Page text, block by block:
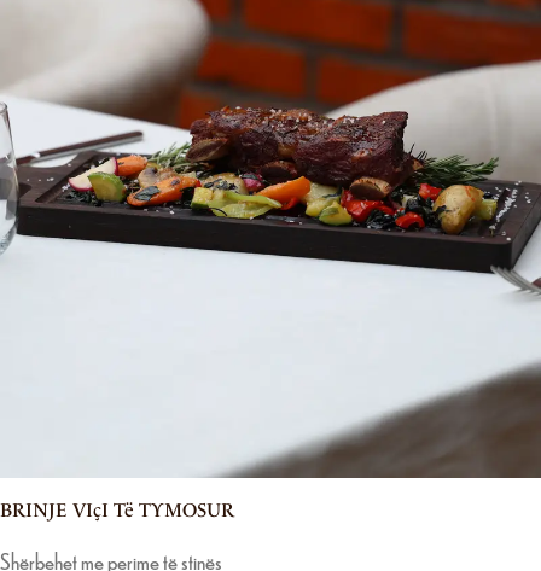
BRINJE VIçI Të TYMOSUR
Shërbehet me perime të stinës